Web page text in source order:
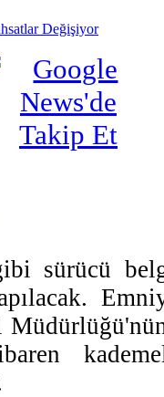
Değişiyor
sürücü